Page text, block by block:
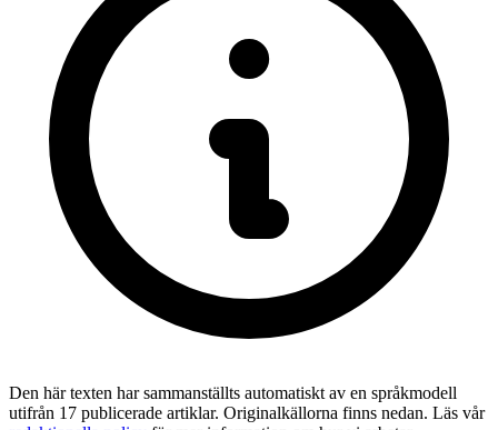
Den här texten har sammanställts automatiskt av en språkmodell
utifrån 17 publicerade artiklar. Originalkällorna finns nedan. Läs vår